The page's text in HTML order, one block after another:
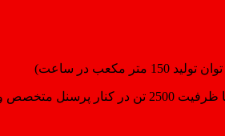
اماده مینمایند.